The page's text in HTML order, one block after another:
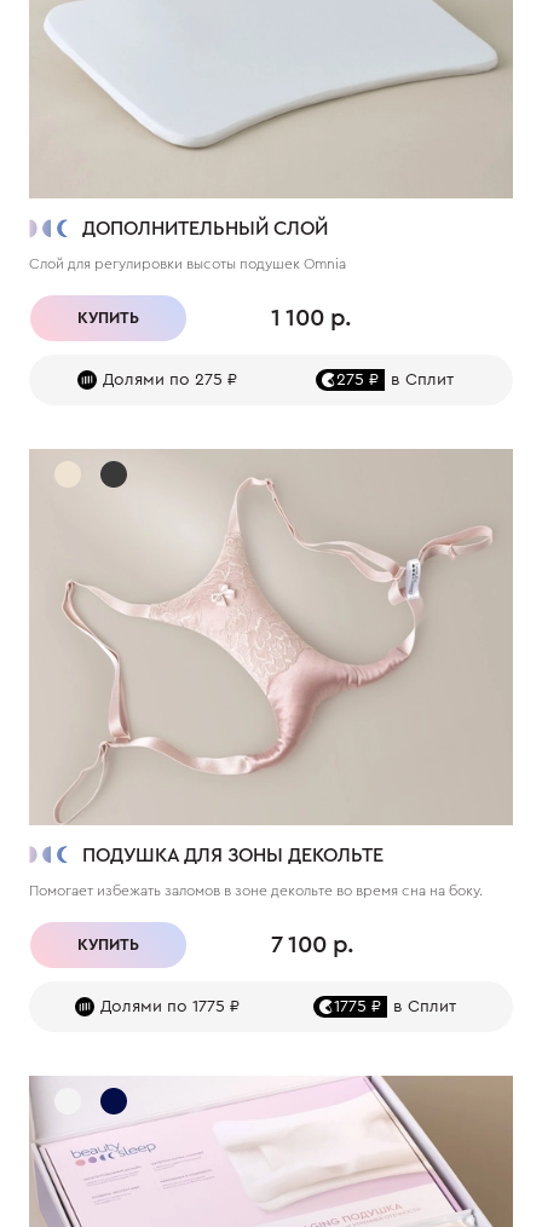
ДОПОЛНИТЕЛЬНЫЙ СЛОЙ
Слой для регулировки высоты подушек Omnia
КУПИТЬ 1 100 р.
Долями по 275 ₽ 275 ₽ в Сплит
ПОДУШКА ДЛЯ ЗОНЫ ДЕКОЛЬТЕ
Помогает избежать заломов в зоне декольте во время сна на боку.
КУПИТЬ 7 100 р.
Долями по 1775 ₽ 1775 ₽ в Сплит